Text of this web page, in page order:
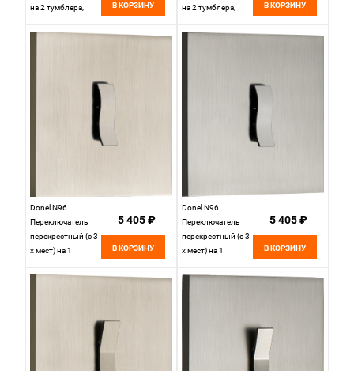
на 2 тумблера,
250V, Латунь,
В КОРЗИНУ
на 2 тумблера,
250V, Белый, серия
В КОРЗИНУ
Donel N96
Переключатель
перекрестный (с 3-
х мест) на 1
Wave, 10AX 250V,
5 405 ₽
В КОРЗИНУ
Donel N96
Переключатель
перекрестный (с 3-
х мест) на 1
Wave, 10AX 250V,
5 405 ₽
В КОРЗИНУ